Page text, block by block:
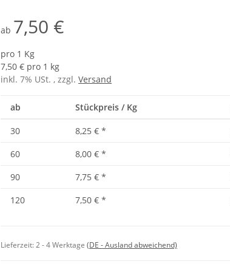
ab 7,50 €
pro 1 Kg
7,50 € pro 1 kg
inkl. 7% USt. , zzgl. Versand
ab Stückpreis / Kg
30 8,25 € *
60
8,00 € *
90
7,75 € *
120
7,50 € *
Lieferzeit:2 - 4 Werktage (DE - Ausland abweichend)